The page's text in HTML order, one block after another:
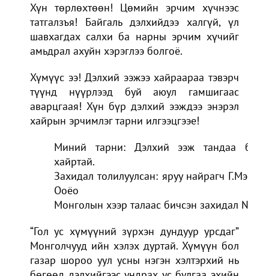
Хүн төрлөхтөөн! Цөмийн эрчим хүчнээс
татгалзъя! Байгаль дэлхийдээ халгүй, үл
шавхагдах салхи ба нарны эрчим хүчийг
амьдрал ахуйн хэрэглээ болгоё.
Хүмүүс ээ! Дэлхий ээжээ хайраараа тэвэрч
түүнд нүүрлээд буй аюул гамшигаас
аварцгаая! Хүн бүр дэлхий ээждээ энэрэл
хайрын эрчимлэг тарни илгээцгээе!
Миний тарни: Дэлхий ээж тандаа бид
хайртай.
Захидал толилуулсан: яруу найрагч Г.Мэнд-
Ооёо
Монголын хээр талаас бичсэн захидал №3
“Гол ус хүмүүний зүрхэн дундуур урсдаг”
Монголчууд ийн хэлэх дуртай. Хүмүүн бол
газар шороо уул усны нэгэн хэлтэрхий нь